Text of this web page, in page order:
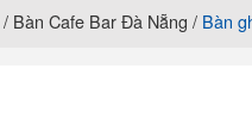
/ Bàn Cafe Bar Đà Nẵng / Bàn